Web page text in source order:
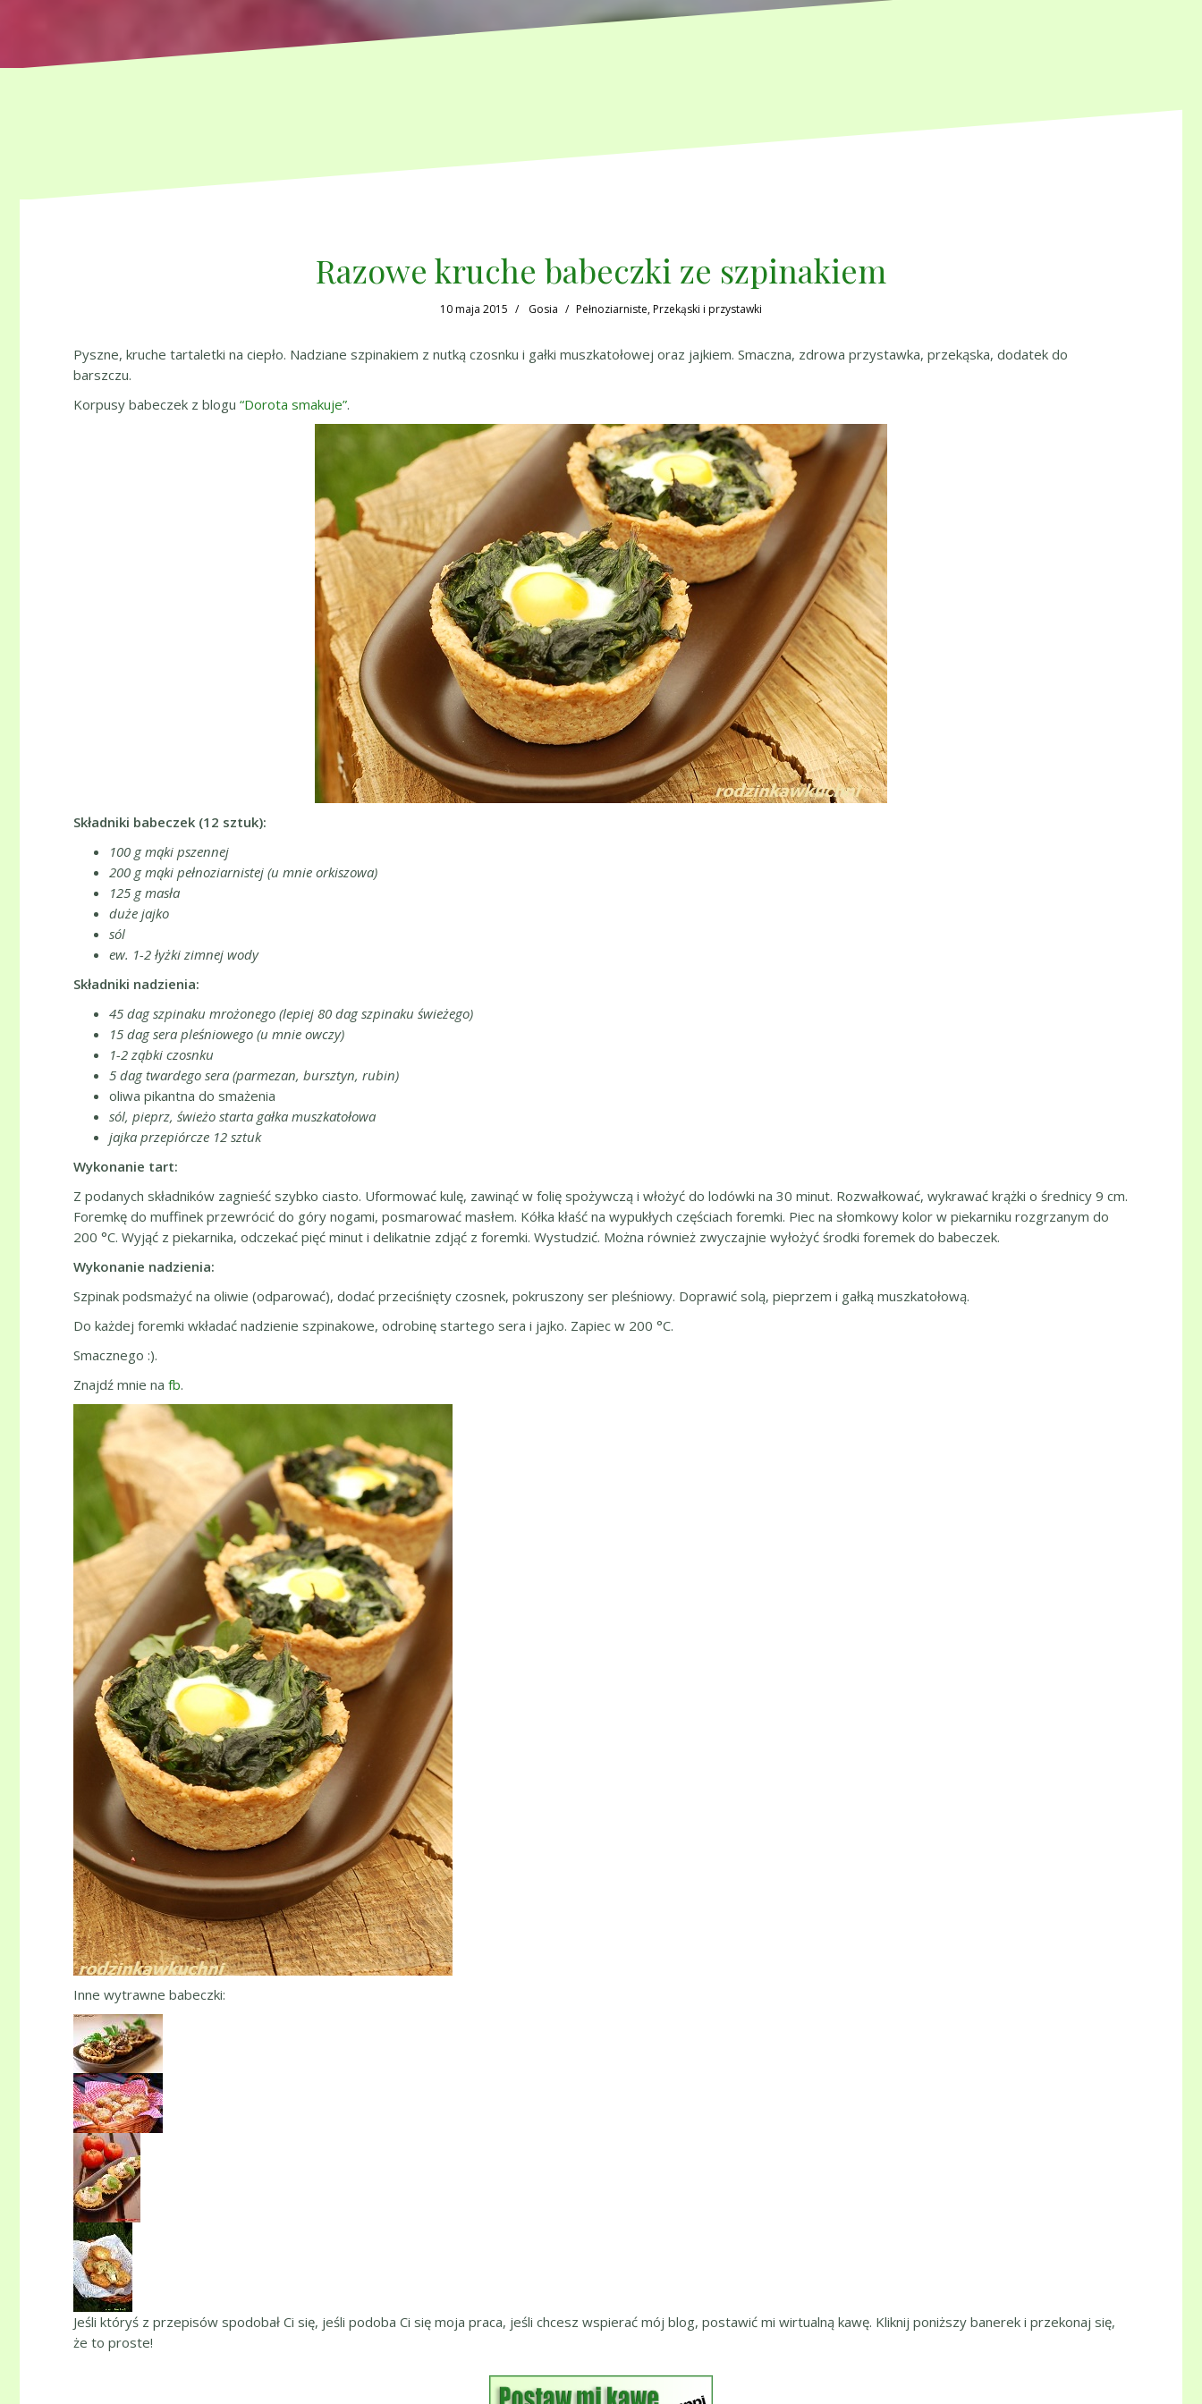
Razowe kruche babeczki ze szpinakiem
10 maja 2015 Gosia Pełnoziarniste,Przekąski i przystawki
Pyszne, kruche tartaletki na ciepło. Nadziane szpinakiem z nutką czosnku i gałki muszkatołowej oraz jajkiem. Smaczna, zdrowa przystawka, przekąska, dodatek do
barszczu.
Korpusy babeczek z blogu “Dorota smakuje”.
Składniki babeczek (12 sztuk):
100 g mąki pszennej
200 g mąki pełnoziarnistej (u mnie orkiszowa)
125 g masła
duże jajko
sól
ew. 1-2 łyżki zimnej wody
Składniki nadzienia:
45 dag szpinaku mrożonego (lepiej 80 dag szpinaku świeżego)
15 dag sera pleśniowego (u mnie owczy)
1-2 ząbki czosnku
5 dag twardego sera (parmezan, bursztyn, rubin)
oliwa pikantna do smażenia
sól, pieprz, świeżo starta gałka muszkatołowa
jajka przepiórcze 12 sztuk
Wykonanie tart:
Z podanych składników zagnieść szybko ciasto. Uformować kulę, zawinąć w folię spożywczą i włożyć do lodówki na 30 minut. Rozwałkować, wykrawać krążki o średnicy 9 cm.
Foremkę do muffinek przewrócić do góry nogami, posmarować masłem. Kółka kłaść na wypukłych częściach foremki. Piec na słomkowy kolor w piekarniku rozgrzanym do
200 °C. Wyjąć z piekarnika, odczekać pięć minut i delikatnie zdjąć z foremki. Wystudzić. Można również zwyczajnie wyłożyć środki foremek do babeczek.
Wykonanie nadzienia:
Szpinak podsmażyć na oliwie (odparować), dodać przeciśnięty czosnek, pokruszony ser pleśniowy. Doprawić solą, pieprzem i gałką muszkatołową.
Do każdej foremki wkładać nadzienie szpinakowe, odrobinę startego sera i jajko. Zapiec w 200 °C.
Smacznego :).
Znajdź mnie na fb.
Inne wytrawne babeczki:
Jeśli któryś z przepisów spodobał Ci się, jeśli podoba Ci się moja praca, jeśli chcesz wspierać mój blog, postawić mi wirtualną kawę. Kliknij poniższy banerek i przekonaj się,
że to proste!